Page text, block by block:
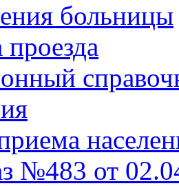
больницы
№483 от